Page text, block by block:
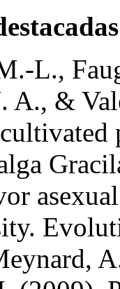
L.,
A., &